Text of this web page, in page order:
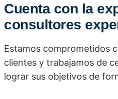
Cuenta con la
consultores
Estamos comprometidos
clientes y trabajamos de
lograr sus objetivos de